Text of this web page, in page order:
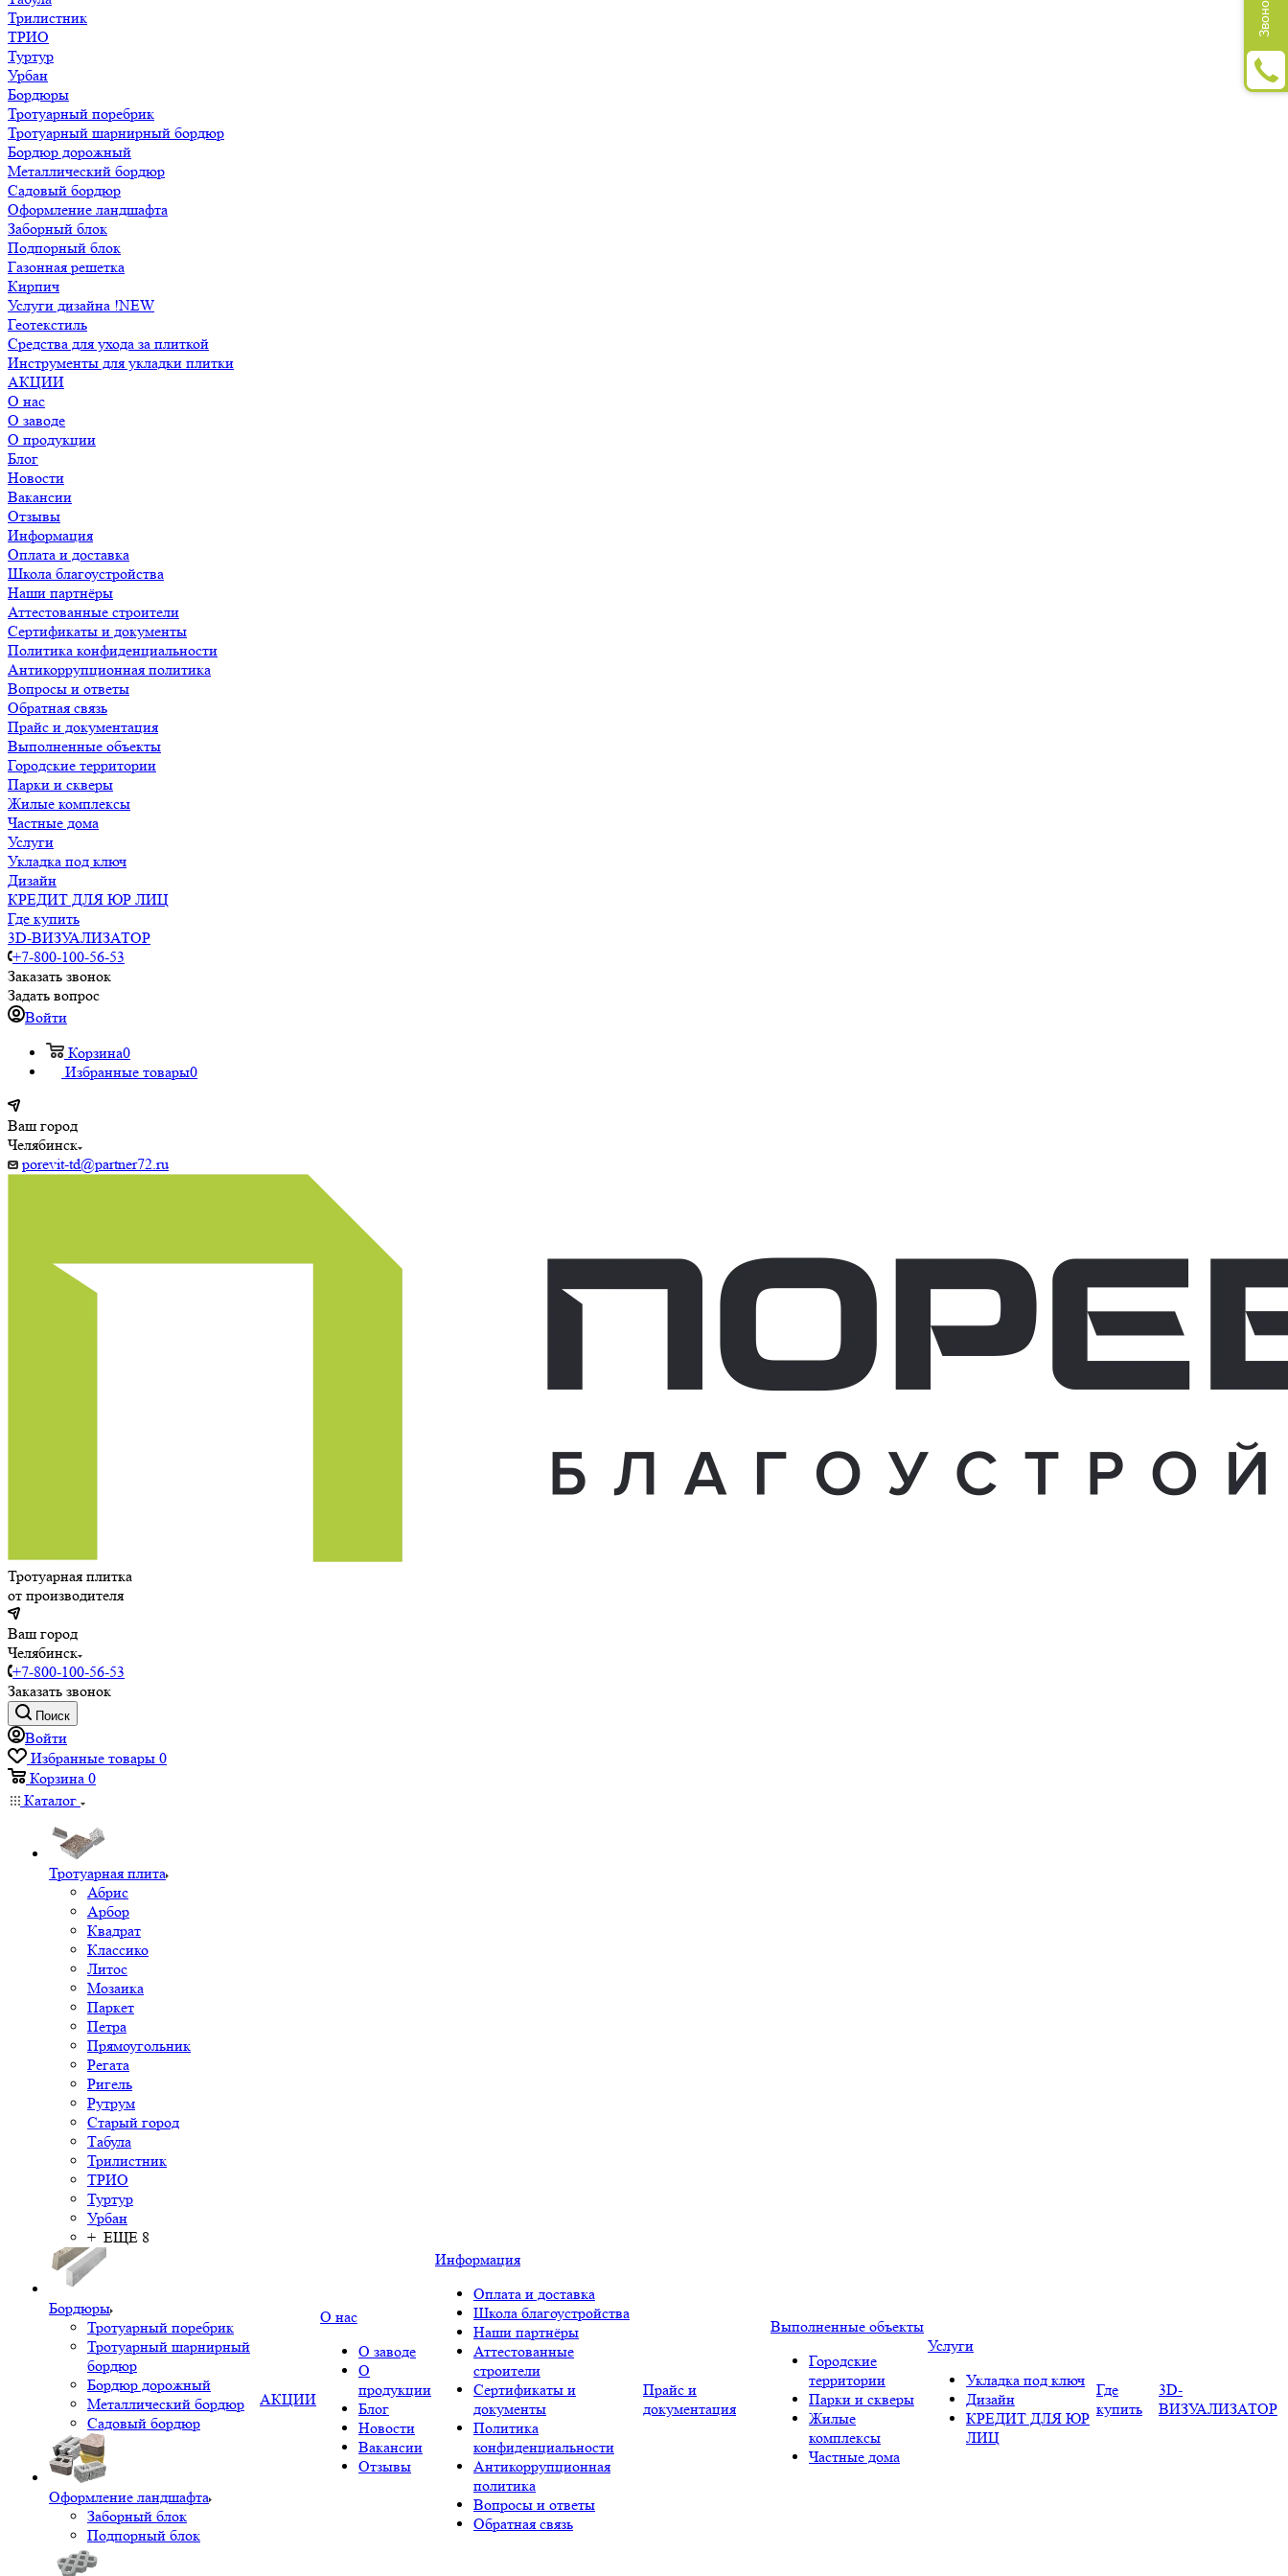
Трилистник
ТРИО
Туртур
Урбан
Бордюры
Тротуарный поребрик
Тротуарный шарнирный бордюр
Бордюр дорожный
Металлический бордюр
Садовый бордюр
Оформление ландшафта
Заборный блок
Подпорный блок
Газонная решетка
Кирпич
Услуги дизайна !NEW
Геотекстиль
Средства для ухода за плиткой
Инструменты для укладки плитки
АКЦИИ
О нас
О заводе
О продукции
Блог
Новости
Вакансии
Отзывы
Информация
Оплата и доставка
Школа благоустройства
Наши партнёры
Аттестованные строители
Сертификаты и документы
Политика конфиденциальности
Антикоррупционная политика
Вопросы и ответы
Обратная связь
Прайс и документация
Выполненные объекты
Городские территории
Парки и скверы
Жилые комплексы
Частные дома
Услуги
Укладка под ключ
Дизайн
КРЕДИТ ДЛЯ ЮР ЛИЦ
Где купить
3D-ВИЗУАЛИЗАТОР
+7-800-100-56-53
Заказать звонок
Задать вопрос
Войти
Корзина0
Избранные товары0
Ваш город
Челябинск
porevit-td@partner72.ru
Тротуарная плитка
от производителя
Ваш город
Челябинск
+7-800-100-56-53
Заказать звонок
Поиск
Войти
Избранные товары 0
Корзина 0
Каталог
Тротуарная плита
Абрис
Арбор
Квадрат
Классико
Литос
Мозаика
Паркет
Петра
Прямоугольник
Регата
Ригель
Рутрум
Старый город
Табула
Трилистник
ТРИО
Туртур
Урбан
+ ЕЩЕ 8
Бордюры
Тротуарный поребрик
Тротуарный шарнирный
бордюр
Бордюр дорожный
Металлический бордюр
Садовый бордюр
Оформление ландшафта
Заборный блок
Подпорный блок
АКЦИИ
О нас
О заводе
О
продукции
Блог
Новости
Вакансии
Отзывы
Информация
Оплата и доставка
Школа благоустройства
Наши партнёры
Аттестованные
строители
Сертификаты и
документы
Политика
конфиденциальности
Антикоррупционная
политика
Вопросы и ответы
Обратная связь
Прайс и
документация
Выполненные объекты
Городские
территории
Парки и скверы
Жилые
комплексы
Частные дома
Услуги
Укладка под ключ
Дизайн
КРЕДИТ ДЛЯ ЮР
ЛИЦ
Где
купить
3D-
ВИЗУАЛИЗАТОР